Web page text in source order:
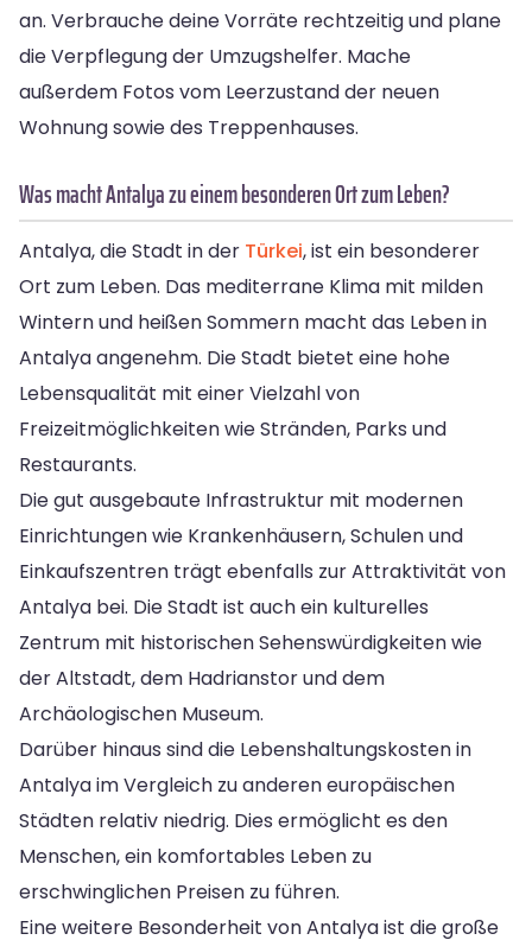
an. Verbrauche deine Vorräte rechtzeitig und plane
die Verpflegung der Umzugshelfer. Mache
außerdem Fotos vom Leerzustand der neuen
Wohnung sowie des Treppenhauses.
Was macht Antalya zu einem besonderen Ort zum Leben?
Antalya, die Stadt in der Türkei, ist ein besonderer
Ort zum Leben. Das mediterrane Klima mit milden
Wintern und heißen Sommern macht das Leben in
Antalya angenehm. Die Stadt bietet eine hohe
Lebensqualität mit einer Vielzahl von
Freizeitmöglichkeiten wie Stränden, Parks und
Restaurants.
Die gut ausgebaute Infrastruktur mit modernen
Einrichtungen wie Krankenhäusern, Schulen und
Einkaufszentren trägt ebenfalls zur Attraktivität von
Antalya bei. Die Stadt ist auch ein kulturelles
Zentrum mit historischen Sehenswürdigkeiten wie
der Altstadt, dem Hadrianstor und dem
Archäologischen Museum.
Darüber hinaus sind die Lebenshaltungskosten in
Antalya im Vergleich zu anderen europäischen
Städten relativ niedrig. Dies ermöglicht es den
Menschen, ein komfortables Leben zu
erschwinglichen Preisen zu führen.
Eine weitere Besonderheit von Antalya ist die große